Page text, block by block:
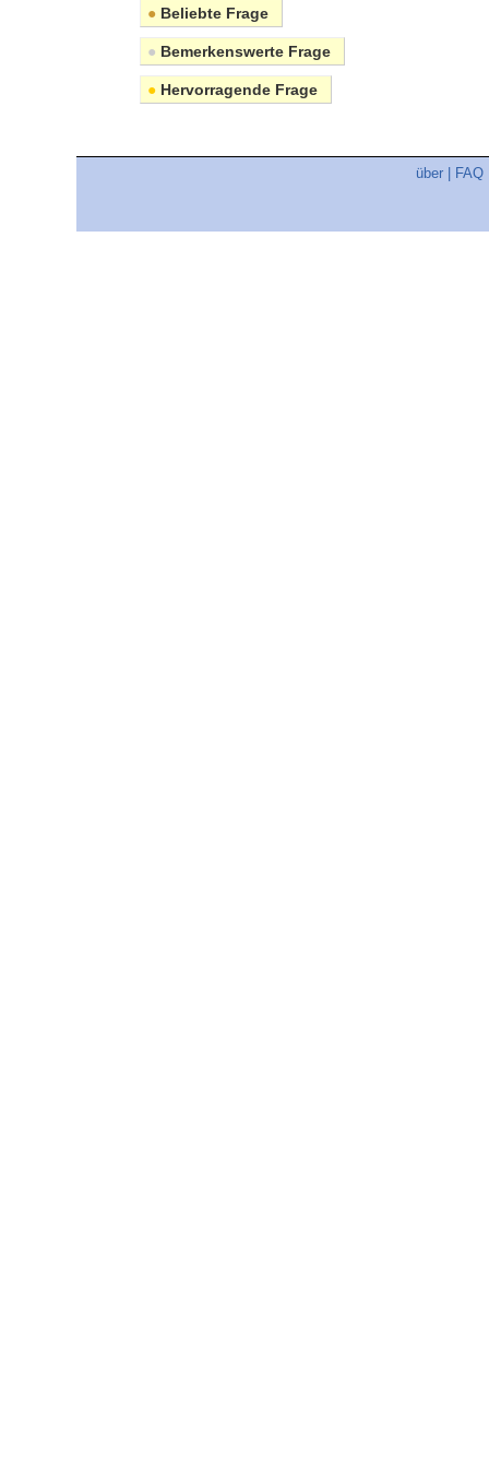
● Beliebte Frage
● Bemerkenswerte Frage
● Hervorragende Frage
über FAQ